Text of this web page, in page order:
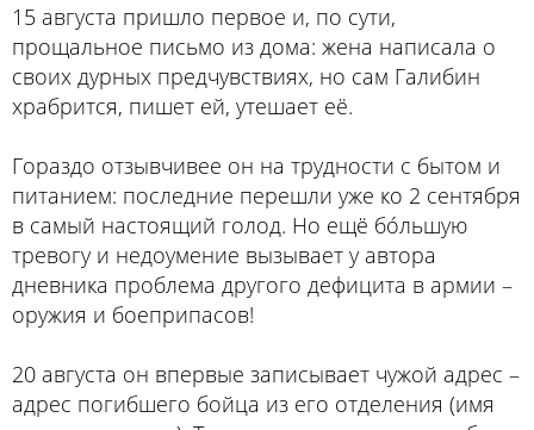
15 августа пришло первое и, по сути,
прощальное письмо из дома: жена написала о
своих дурных предчувствиях, но сам Галибин
храбрится, пишет ей, утешает её.
Гораздо отзывчивее он на трудности с бытом и
питанием: последние перешли уже ко 2 сентября
в самый настоящий голод. Но ещё бóльшую
тревогу и недоумение вызывает у автора
дневника проблема другого дефицита в армии –
оружия и боеприпасов!
20 августа он впервые записывает чужой адрес –
адрес погибшего бойца из его отделения (имя